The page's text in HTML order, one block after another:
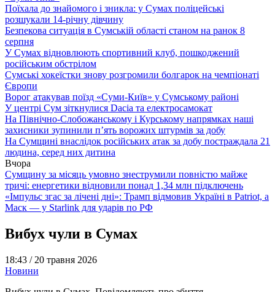
Поїхала до знайомого і зникла: у Сумах поліцейські
розшукали 14-річну дівчину
Безпекова ситуація в Сумській області станом на ранок 8
серпня
У Сумах відновлюють спортивний клуб, пошкоджений
російським обстрілом
Сумські хокеїстки знову розгромили болгарок на чемпіонаті
Європи
Ворог атакував поїзд «Суми-Київ» у Сумському районі
У центрі Сум зіткнулися Dacia та електросамокат
На Північно-Слобожанському і Курському напрямках наші
захисники зупинили п’ять ворожих штурмів за добу
На Сумщині внаслідок російських атак за добу постраждала 21
людина, серед них дитина
Вчора
Сумщину за місяць умовно знеструмили повністю майже
тричі: енергетики відновили понад 1,34 млн підключень
«Імпульс згас за лічені дні»: Трамп відмовив Україні в Patriot, а
Маск — у Starlink для ударів по РФ
Вибух чули в Сумах
18:43 / 20 травня 2026
Новини